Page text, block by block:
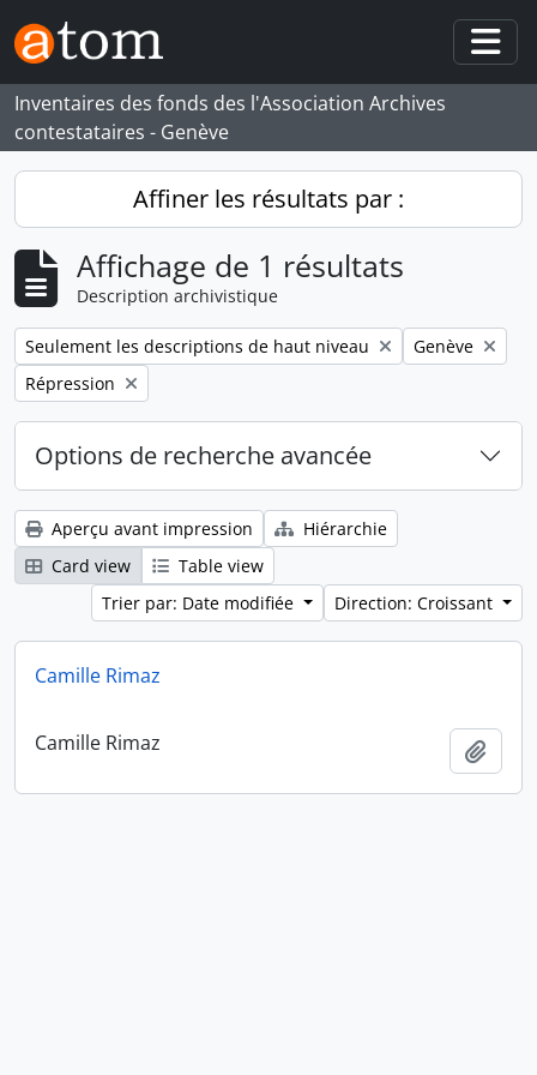
Skip to main content
Inventaires des fonds des l'Association Archives
contestataires - Genève
Affiner les résultats par :
Affichage de 1 résultats
Description archivistique
Remove filter:
Seulement les descriptions de haut niveau Remove filter:
Genève
Remove filter:
Répression
Options de recherche avancée
Aperçu avant impression
Hiérarchie
Card view
Table view
Trier par: Date modifiée
Direction: Croissant
Camille Rimaz
Camille Rimaz